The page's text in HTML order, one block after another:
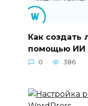
Как создать
помощью ИИ
0 386